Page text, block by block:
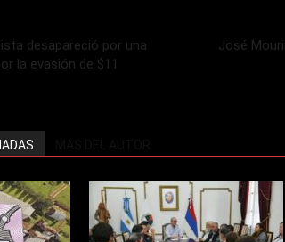
desapareció por una
la evasión de $11
José